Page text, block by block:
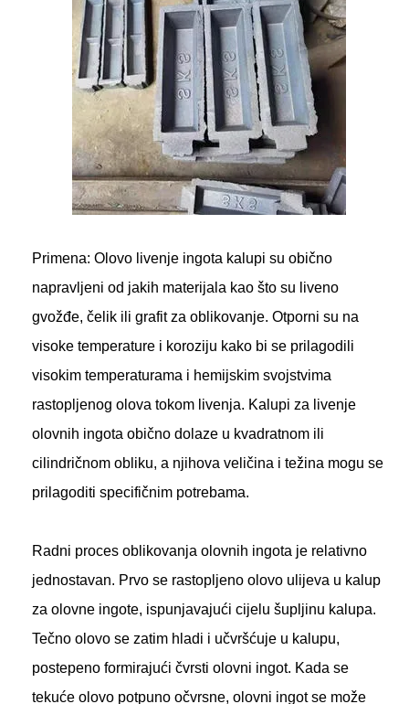
Primena: Olovo livenje ingota kalupi su obično
napravljeni od jakih materijala kao što su liveno
gvožđe, čelik ili grafit za oblikovanje. Otporni su na
visoke temperature i koroziju kako bi se prilagodili
visokim temperaturama i hemijskim svojstvima
rastopljenog olova tokom livenja. Kalupi za livenje
olovnih ingota obično dolaze u kvadratnom ili
cilindričnom obliku, a njihova veličina i težina mogu se
prilagoditi specifičnim potrebama.
Radni proces oblikovanja olovnih ingota je relativno
jednostavan. Prvo se rastopljeno olovo ulijeva u kalup
za olovne ingote, ispunjavajući cijelu šupljinu kalupa.
Tečno olovo se zatim hladi i učvršćuje u kalupu,
postepeno formirajući čvrsti olovni ingot. Kada se
tekuće olovo potpuno očvrsne, olovni ingot se može